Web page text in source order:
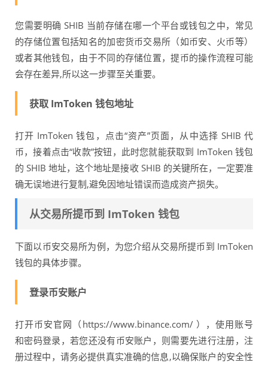
您需要明确 SHIB 当前存储在哪一个平台或钱包之中，常见
的存储位置包括知名的加密货币交易所（如币安、火币等）
或者其他钱包，由于不同的存储位置，提币的操作流程可能
会存在差异,所以这一步骤至关重要。
获取 ImToken 钱包地址
打开 ImToken 钱包，点击“资产”页面，从中选择 SHIB 代
币，接着点击“收款”按钮，此时您就能获取到 ImToken 钱包
的 SHIB 地址，这个地址是接收 SHIB 的关键所在，一定要准
确无误地进行复制,避免因地址错误而造成资产损失。
从交易所提币到 ImToken 钱包
下面以币安交易所为例，为您介绍从交易所提币到 ImToken
钱包的具体步骤。
登录币安账户
打开币安官网（https://www.binance.com/ ），使用账号
和密码登录，若您还没有币安账户，则需要先进行注册，注
册过程中，请务必提供真实准确的信息,以确保账户的安全性